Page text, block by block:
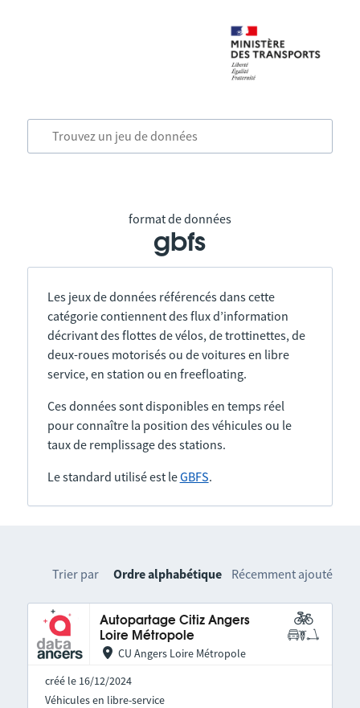
format de données
gbfs
Les jeux de données référencés dans cette
catégorie contiennent des flux d’information
décrivant des flottes de vélos, de trottinettes, de
deux-roues motorisés ou de voitures en libre
service, en station ou en freefloating.
Ces données sont disponibles en temps réel
pour connaître la position des véhicules ou le
taux de remplissage des stations.
Le standard utilisé est leGBFS.
Trier par Ordre alphabétique Récemment ajouté
Autopartage Citiz Angers
Loire Métropole
CU Angers Loire Métropole
créé le 16/12/2024
Véhicules en libre-service